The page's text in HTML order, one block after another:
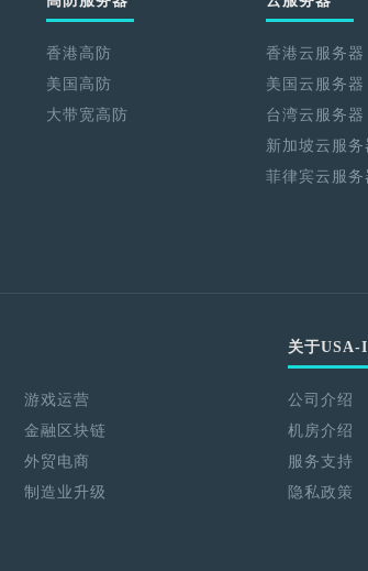
香港高防
美国高防
大带宽高防
香港云服务器
美国云服务器
台湾云服务器
新加坡云服务
菲律宾云服务
游戏运营
金融区块链
外贸电商
制造业升级
关于USA-
公司介绍
机房介绍
服务支持
隐私政策